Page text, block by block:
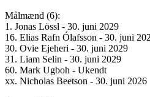
Målmænd (6):
1. Jonas Lössl - 30. juni 2029
16. Elias Rafn Ólafsson - 30. juni
30. Ovie Ejeheri - 30. juni 2029
31. Liam Selin - 30. juni 2029
60. Mark Ugboh - Ukendt
xx. Nicholas Beetson - 30. juni 2026